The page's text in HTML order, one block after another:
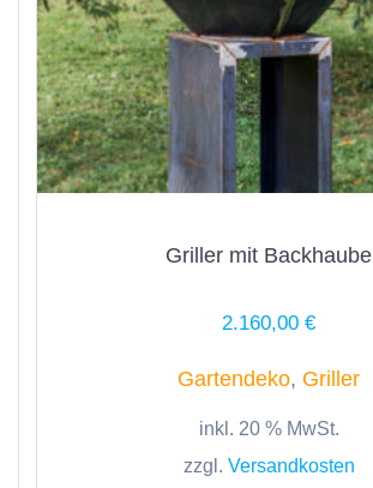
Griller mit Backhaube
2.160,00 €
Gartendeko, Griller
inkl. 20 % MwSt.
zzgl. Versandkosten